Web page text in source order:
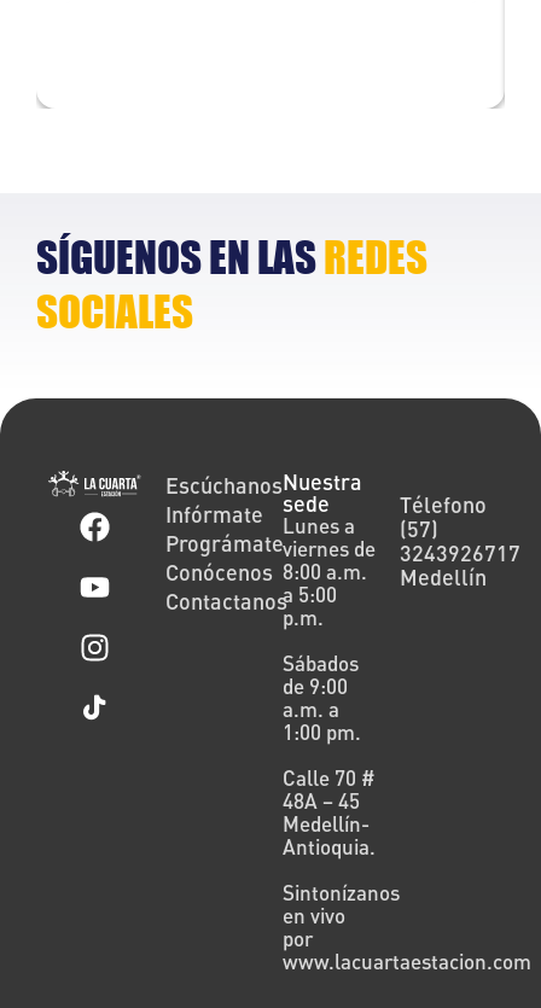
SÍGUENOS EN LASREDES
SOCIALES
Escúchanos
Infórmate
Prográmate
Conócenos
Contactanos
Nuestra
sede
Lunes a
viernes de
8:00 a.m.
a 5:00
p.m.
Sábados
de 9:00
a.m. a
1:00 pm.
Calle 70 #
48A – 45
Medellín-
Antioquia.
Sintonízanos
en vivo
por
www.lacuartaestacion.com
Télefono
(57)
3243926717
Medellín